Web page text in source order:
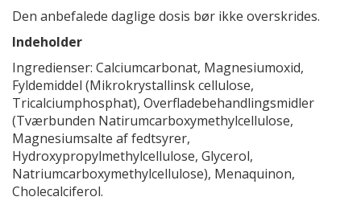
Den anbefalede daglige dosis bør ikke overskrides.
Indeholder
Ingredienser: Calciumcarbonat, Magnesiumoxid,
Fyldemiddel (Mikrokrystallinsk cellulose,
Tricalciumphosphat), Overfladebehandlingsmidler
(Tværbunden Natirumcarboxymethylcellulose,
Magnesiumsalte af fedtsyrer,
Hydroxypropylmethylcellulose, Glycerol,
Natriumcarboxymethylcellulose), Menaquinon,
Cholecalciferol.